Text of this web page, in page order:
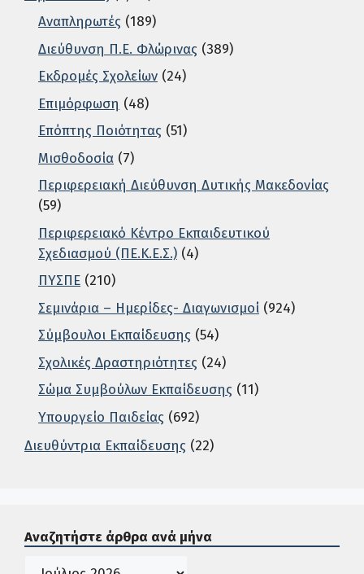
Αναπληρωτές (189)
Διεύθυνση Π.Ε. Φλώρινας (389)
Εκδρομές Σχολείων (24)
Επιμόρφωση (48)
Επόπτης Ποιότητας (51)
Μισθοδοσία (7)
Περιφερειακή Διεύθυνση Δυτικής Μακεδονίας
(59)
Περιφερειακό Κέντρο Εκπαιδευτικού
Σχεδιασμού (ΠΕ.Κ.Ε.Σ.) (4)
ΠΥΣΠΕ (210)
Σεμινάρια – Ημερίδες- Διαγωνισμοί (924)
Σύμβουλοι Εκπαίδευσης (54)
Σχολικές Δραστηριότητες (24)
Σώμα Συμβούλων Εκπαίδευσης (11)
Υπουργείο Παιδείας (692)
Διευθύντρια Εκπαίδευσης (22)
Αναζητήστε άρθρα ανά μήνα
Ιστορικό